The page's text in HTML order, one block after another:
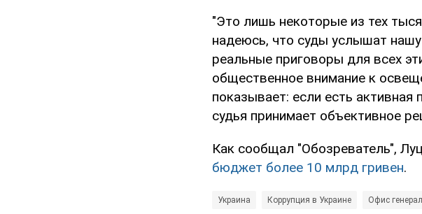
"Это лишь некоторые из тех
надеюсь, что суды услышат
реальные приговоры для всех
общественное внимание к
показывает: если есть
судья принимает объективное
Как сообщал "Обозреватель",
бюджет более 10 млрд гривен.
Украина Коррупция в Украине Офис